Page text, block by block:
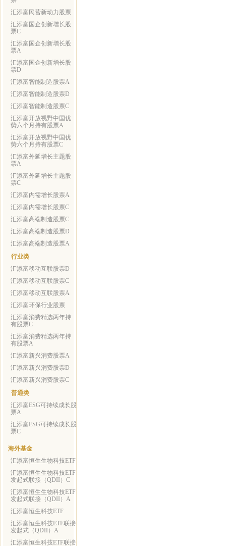
汇添富民营新动力股票
汇添富国企创新增长股
票C
汇添富国企创新增长股
票A
汇添富国企创新增长股
票D
汇添富智能制造股票A
汇添富智能制造股票D
汇添富智能制造股票C
汇添富开放视野中国优
势六个月持有股票A
汇添富开放视野中国优
势六个月持有股票C
汇添富外延增长主题股
票A
汇添富外延增长主题股
票C
汇添富内需增长股票A
汇添富内需增长股票C
汇添富高端制造股票C
汇添富高端制造股票D
汇添富高端制造股票A
行业类
汇添富移动互联股票D
汇添富移动互联股票C
汇添富移动互联股票A
汇添富环保行业股票
汇添富消费精选两年持
有股票C
汇添富消费精选两年持
有股票A
汇添富新兴消费股票A
汇添富新兴消费股票D
汇添富新兴消费股票C
普通类
汇添富ESG可持续成长股
票A
汇添富ESG可持续成长股
票C
海外基金
汇添富恒生生物科技ETF
汇添富恒生生物科技ETF
发起式联接（QDII）C
汇添富恒生生物科技ETF
发起式联接（QDII）A
汇添富恒生科技ETF
汇添富恒生科技ETF联接
发起式（QDII）A
汇添富恒生科技ETF联接